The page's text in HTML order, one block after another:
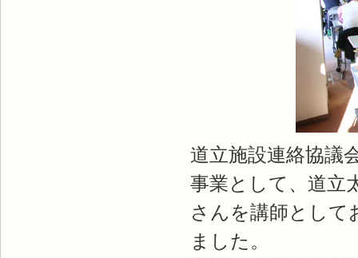
道立施設連絡協議
事業として、道立
さんを講師として
ました。